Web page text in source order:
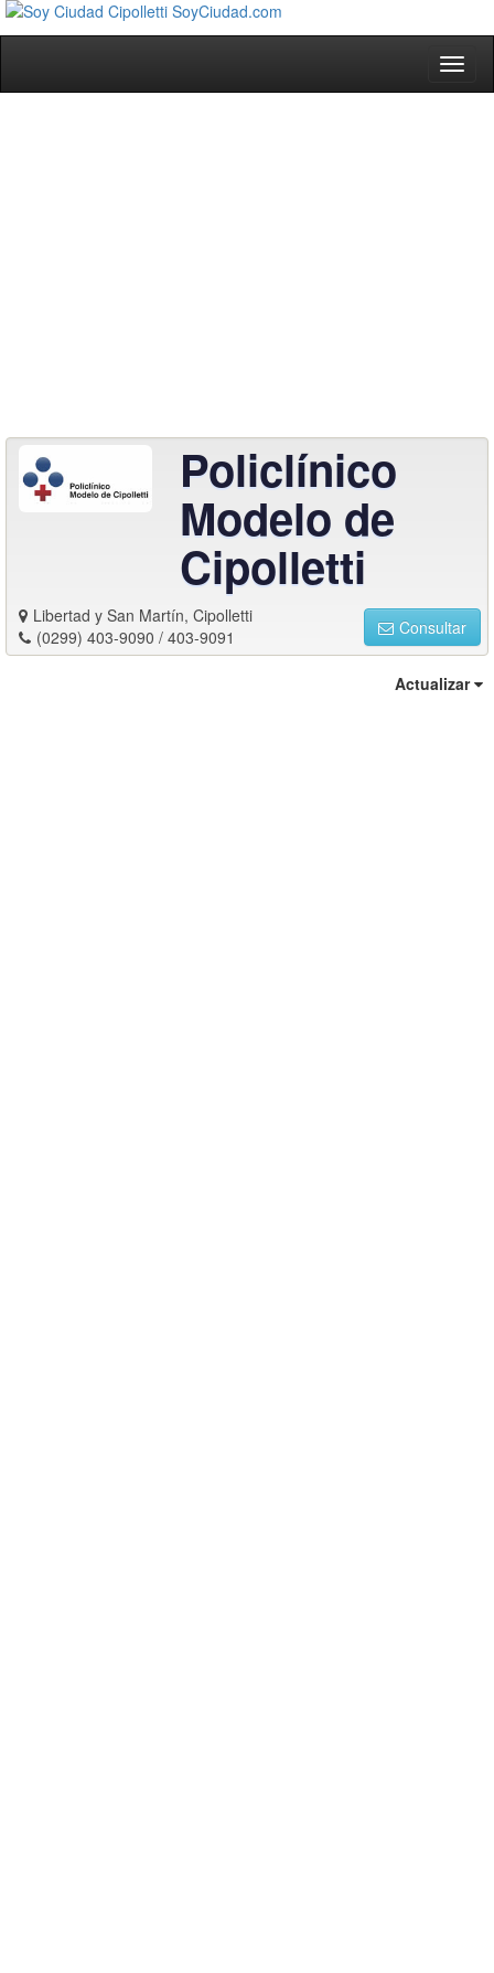
Policlínico
Modelo de
Cipolletti
Libertad y San Martín, Cipolletti
(0299) 403-9090 / 403-9091
Consultar
Actualizar